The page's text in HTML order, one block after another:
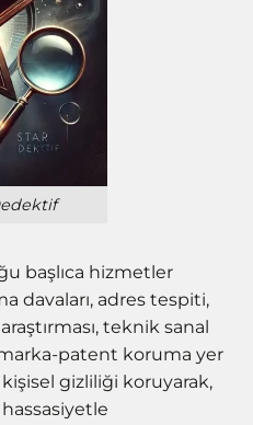
başlıca hizmetler
davaları, adres tespiti,
teknik sanal
patent koruma yer
gizliliği koruyarak,